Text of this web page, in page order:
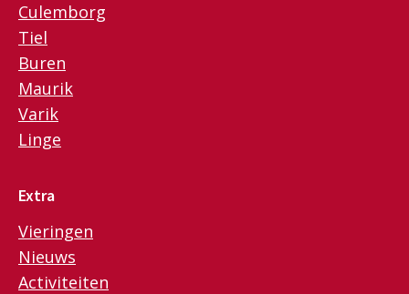
Culemborg
Tiel
Buren
Maurik
Varik
Linge
Extra
Vieringen
Nieuws
Activiteiten